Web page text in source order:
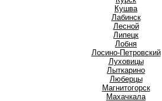
Кушва
Лабинск
Лесной
Липецк
Лобня
Лосино-Петровский
Луховицы
Лыткарино
Люберцы
Магнитогорск
Махачкала